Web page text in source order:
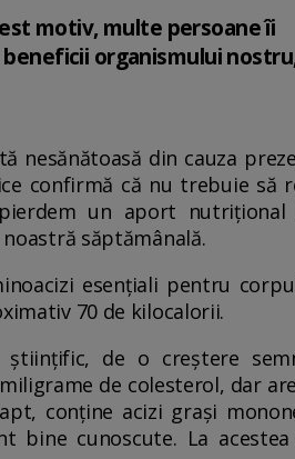
motiv, multe persoane îi
organismului
nesănătoasă din cauza
confirmă că nu trebuie să
un aport nutrițional
săptămânală.
esențiali pentru
70 de kilocalorii.
de o creștere
de colesterol, dar
conține acizi grași
cunoscute. La acestea